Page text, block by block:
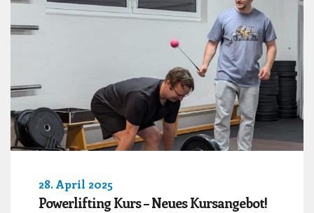
28. April 2025
Powerlifting Kurs – Neues Kursangebot!